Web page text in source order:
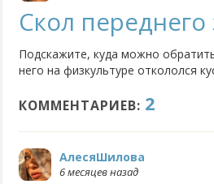
Скол переднего
Подскажите, куда можно
него на физкультуре откололся
наращивать. Что посоветуете?
КОММЕНТАРИЕВ: 2
АлесяШилова
6 месяцев назад